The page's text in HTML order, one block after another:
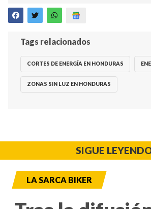
Tags relacionados
CORTES DE ENERGÍA EN HONDURAS
ZONAS SIN LUZ EN HONDURAS
SIGUE
LA SARCA BIKER